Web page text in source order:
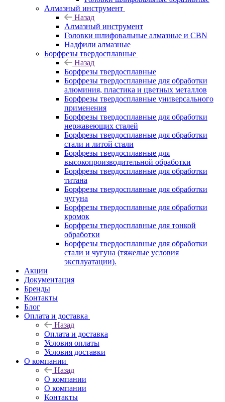
Алмазный инструмент
Назад
Алмазный инструмент
Головки шлифовальные алмазные и CBN
Надфили алмазные
Борфрезы твердосплавные
Назад
Борфрезы твердосплавные
Борфрезы твердосплавные для обработки
алюминия, пластика и цветных металлов
Борфрезы твердосплавные универсального
применения
Борфрезы твердосплавные для обработки
нержавеющих сталей
Борфрезы твердосплавные для обработки
стали и литой стали
Борфрезы твердосплавные для
высокопроизводительной обработки
Борфрезы твердосплавные для обработки
титана
Борфрезы твердосплавные для обработки
чугуна
Борфрезы твердосплавные для обработки
кромок
Борфрезы твердосплавные для тонкой
обработки
Борфрезы твердосплавные для обработки
стали и чугуна (тяжелые условия
эксплуатации).
Акции
Документация
Бренды
Контакты
Блог
Оплата и доставка
Назад
Оплата и доставка
Условия оплаты
Условия доставки
О компании
Назад
О компании
О компании
Контакты